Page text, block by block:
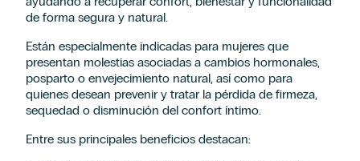
de forma segura y natural.
Están especialmente indicadas para mujeres que
presentan molestias asociadas a cambios hormonales,
posparto o envejecimiento natural, así como para
quienes desean prevenir y tratar la pérdida de firmeza,
sequedad o disminución del confort íntimo.
Entre sus principales beneficios destacan:
Solicitud de información